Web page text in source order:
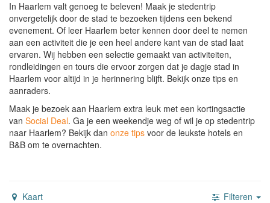
In Haarlem valt genoeg te beleven! Maak je stedentrip
onvergetelijk door de stad te bezoeken tijdens een bekend
evenement. Of leer Haarlem beter kennen door deel te nemen
aan een activiteit die je een heel andere kant van de stad laat
ervaren. Wij hebben een selectie gemaakt van activiteiten,
rondleidingen en tours die ervoor zorgen dat je dagje stad in
Haarlem voor altijd in je herinnering blijft. Bekijk onze tips en
aanraders.
Maak je bezoek aan Haarlem extra leuk met een kortingsactie
van Social Deal. Ga je een weekendje weg of wil je op stedentrip
naar Haarlem? Bekijk dan onze tips voor de leukste hotels en
B&B om te overnachten.
Kaart Filteren